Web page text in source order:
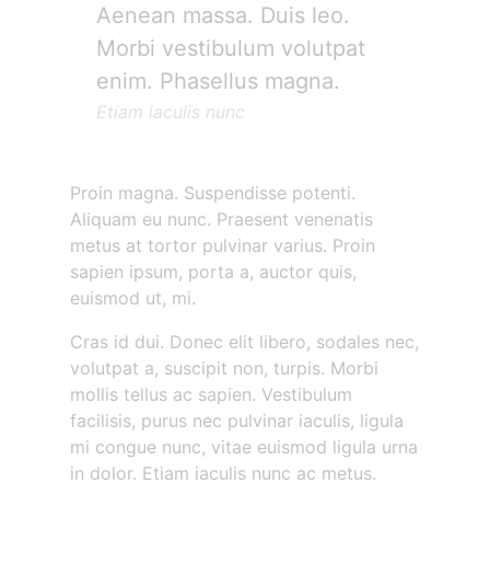
Aenean massa. Duis leo.
Morbi vestibulum volutpat
enim. Phasellus magna.
Etiam iaculis nunc
Proin magna. Suspendisse potenti.
Aliquam eu nunc. Praesent venenatis
metus at tortor pulvinar varius. Proin
sapien ipsum, porta a, auctor quis,
euismod ut, mi.
Cras id dui. Donec elit libero, sodales nec,
volutpat a, suscipit non, turpis. Morbi
mollis tellus ac sapien. Vestibulum
facilisis, purus nec pulvinar iaculis, ligula
mi congue nunc, vitae euismod ligula urna
in dolor. Etiam iaculis nunc ac metus.